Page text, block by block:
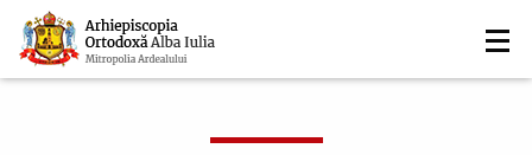
Mergi
la
conţinutul
Navigare
principală